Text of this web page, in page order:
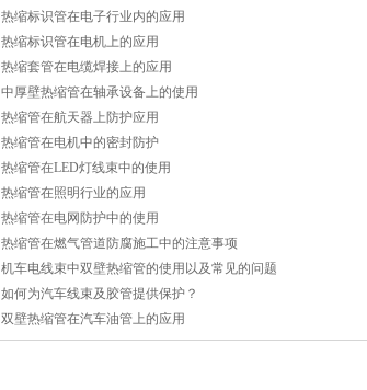
热缩标识管在电子行业内的应用
热缩标识管在电机上的应用
热缩套管在电缆焊接上的应用
中厚壁热缩管在轴承设备上的使用
热缩管在航天器上防护应用
热缩管在电机中的密封防护
热缩管在LED灯线束中的使用
热缩管在照明行业的应用
热缩管在电网防护中的使用
热缩管在燃气管道防腐施工中的注意事项
机车电线束中双壁热缩管的使用以及常见的问题
如何为汽车线束及胶管提供保护？
双壁热缩管在汽车油管上的应用